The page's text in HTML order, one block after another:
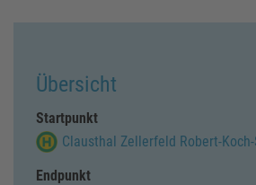
Übersicht
Startpunkt
Clausthal Zellerfeld Robert-
Endpunkt